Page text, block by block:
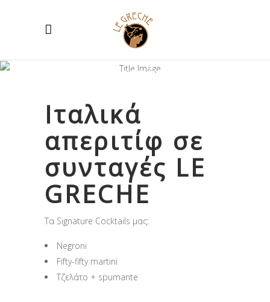
Κοκτέιλ
Ιταλικά
απεριτίφ σε
συνταγές LE
GRECHE
Τα Signature Cocktails μας:
Negroni
Fifty-fifty martini
Tζελάτο + spumante